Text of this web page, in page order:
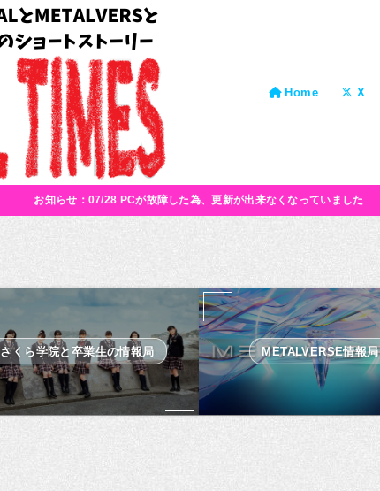
Home X
お知らせ：07/28 PCが故障した為、更新が出来なくなっていました
さくら学院と卒業生の情報局 METALVERSE情報局